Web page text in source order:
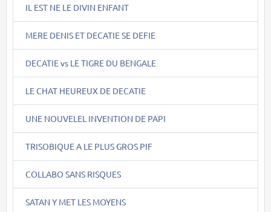
IL EST NE LE DIVIN ENFANT
MERE DENIS ET DECATIE SE DEFIE
DECATIE vs LE TIGRE DU BENGALE
LE CHAT HEUREUX DE DECATIE
UNE NOUVELEL INVENTION DE PAPI
TRISOBIQUE A LE PLUS GROS PIF
COLLABO SANS RISQUES
SATAN Y MET LES MOYENS